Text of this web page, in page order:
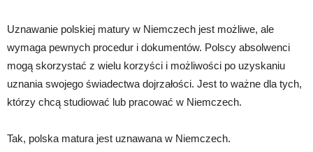
Uznawanie polskiej matury w Niemczech jest możliwe, ale
wymaga pewnych procedur i dokumentów. Polscy absolwenci
mogą skorzystać z wielu korzyści i możliwości po uzyskaniu
uznania swojego świadectwa dojrzałości. Jest to ważne dla tych,
którzy chcą studiować lub pracować w Niemczech.
Tak, polska matura jest uznawana w Niemczech.